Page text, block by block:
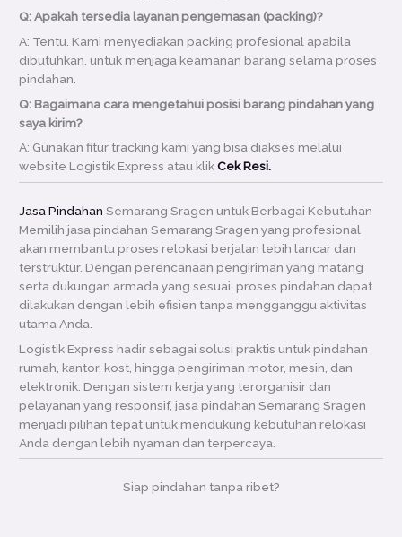
Q: Apakah tersedia layanan pengemasan (packing)?
A: Tentu. Kami menyediakan packing profesional apabila
dibutuhkan, untuk menjaga keamanan barang selama proses
pindahan.
Q: Bagaimana cara mengetahui posisi barang pindahan yang
saya kirim?
A: Gunakan fitur tracking kami yang bisa diakses melalui
website Logistik Express atau klikCek Resi.
Jasa Pindahan Semarang Sragen untuk Berbagai Kebutuhan
Memilih jasa pindahan Semarang Sragen yang profesional
akan membantu proses relokasi berjalan lebih lancar dan
terstruktur. Dengan perencanaan pengiriman yang matang
serta dukungan armada yang sesuai, proses pindahan dapat
dilakukan dengan lebih efisien tanpa mengganggu aktivitas
utama Anda.
Logistik Express hadir sebagai solusi praktis untuk pindahan
rumah, kantor, kost, hingga pengiriman motor, mesin, dan
elektronik. Dengan sistem kerja yang terorganisir dan
pelayanan yang responsif, jasa pindahan Semarang Sragen
menjadi pilihan tepat untuk mendukung kebutuhan relokasi
Anda dengan lebih nyaman dan terpercaya.
Siap pindahan tanpa ribet?